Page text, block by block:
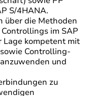
S/4HANA.
über die Methoden
im SAP
Lage kompetent mit
Controlling-
und
zu